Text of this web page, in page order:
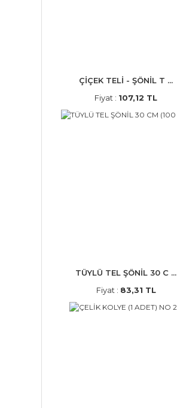
ÇİÇEK TELİ - ŞÖNİL T ...
Fiyat : 107,12 TL
TÜYLÜ TEL ŞÖNİL 30 C ...
Fiyat : 83,31 TL